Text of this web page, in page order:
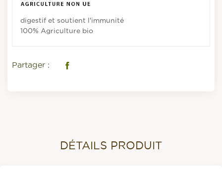
digestif et soutient l'immunité
100% Agriculture bio
Partager :
DÉTAILS PRODUIT